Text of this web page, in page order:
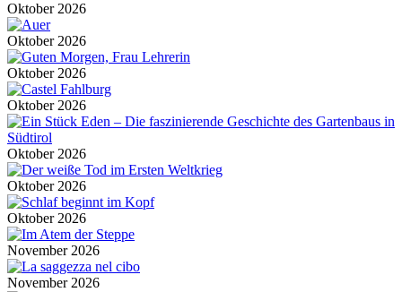
Oktober 2026
Oktober 2026
Oktober 2026
Oktober 2026
Oktober 2026
Oktober 2026
Oktober 2026
November 2026
November 2026